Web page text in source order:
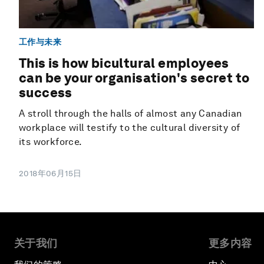
工作与未来
This is how bicultural employees
can be your organisation's secret to
success
A stroll through the halls of almost any Canadian
workplace will testify to the cultural diversity of
its workforce.
2018年06月15日
关于我们 更多内容